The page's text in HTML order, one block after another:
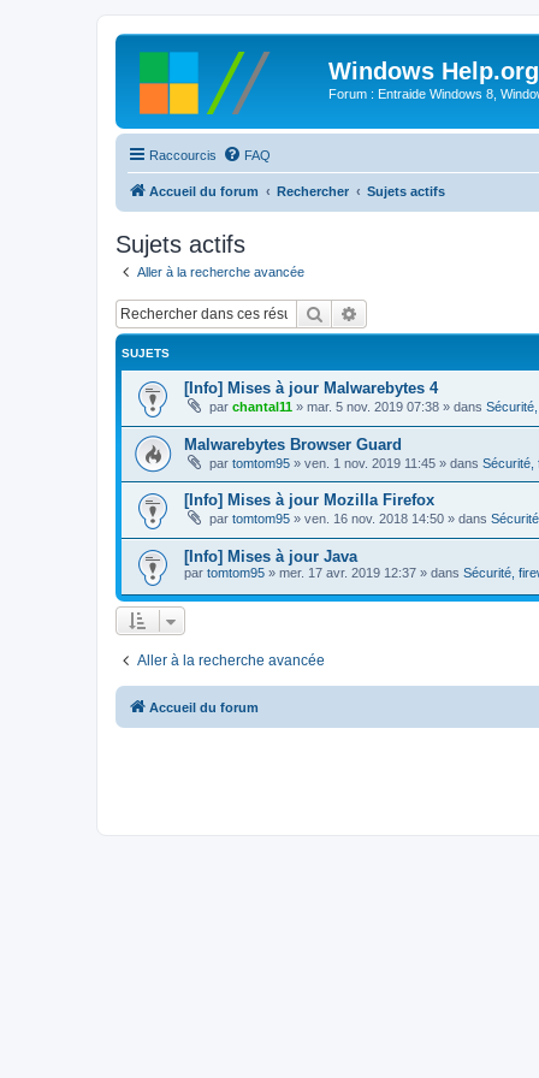
Windows Help.org
Forum : Entraide Windows 8,
Raccourcis FAQ
Accueil du forum Rechercher Sujets actifs
Sujets actifs
Aller à la recherche avancée
Rechercher
SUJETS
[Info] Mises à jour Malwarebytes 4
par chantal11 » mar. 5 nov. 2019 07:38 » dans
Malwarebytes Browser Guard
par tomtom95 » ven. 1 nov. 2019 11:45 » dans Sécurité,
[Info] Mises à jour Mozilla Firefox
par tomtom95 » ven. 16 nov. 2018 14:50 » dans
[Info] Mises à jour Java
par tomtom95 » mer. 17 avr. 2019 12:37 » dans Sécurité,
Aller à la recherche avancée
Accueil du forum